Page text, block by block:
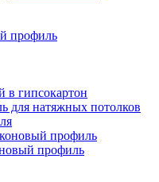
профиль
в гипсокартон
натяжных потолков
профиль